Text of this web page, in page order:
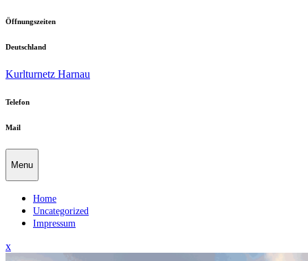
Skip
content
Öffnungszeiten
Deutschland
Kurlturnetz Harnau
Telefon
Mail
Menu
Home
Uncategorized
Impressum
xClose